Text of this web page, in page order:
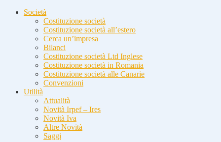
Società
Costituzione società
Costituzione società all’estero
Cerca un’impresa
Bilanci
Costituzione società Ltd Inglese
Costituzione società in Romania
Costituzione società alle Canarie
Convenzioni
Utilità
Attualità
Novità Irpef – Ires
Novità Iva
Altre Novità
Saggi